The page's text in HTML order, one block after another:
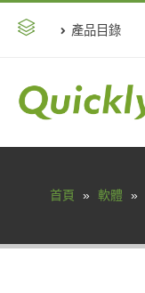
產品目錄
首頁 » 軟體 »